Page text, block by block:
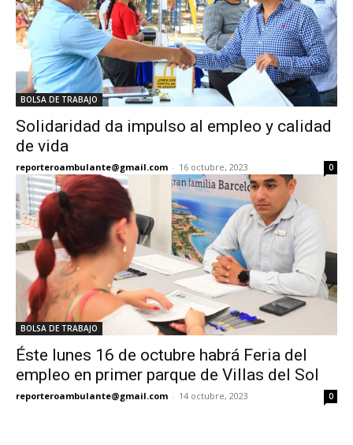
BOLSA DE TRABAJO
Solidaridad da impulso al empleo y calidad
de vida
reporteroambulante@gmail.com - 16 octubre, 2023 0
BOLSA DE TRABAJO
Éste lunes 16 de octubre habrá Feria del
empleo en primer parque de Villas del Sol
reporteroambulante@gmail.com - 14 octubre, 2023 0